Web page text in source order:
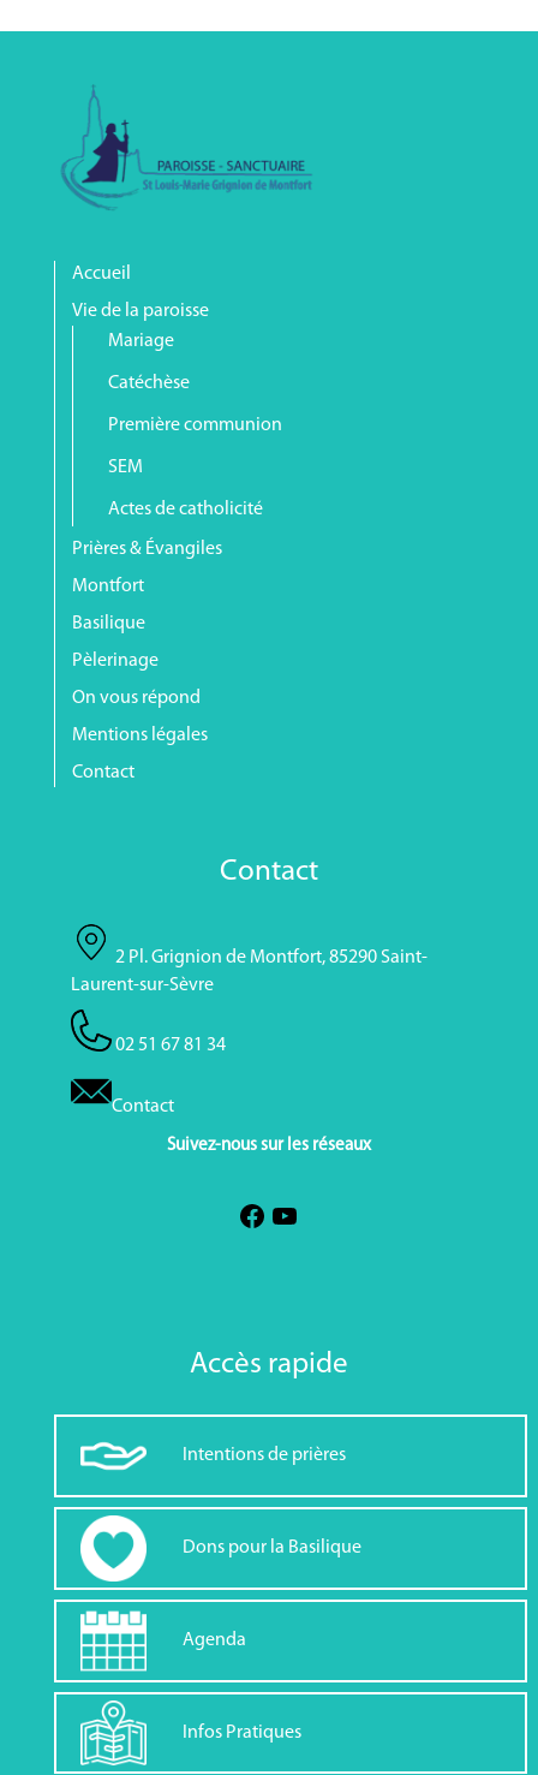
Accueil
Vie de la paroisse
Mariage
Catéchèse
Première communion
SEM
Actes de catholicité
Prières & Évangiles
Montfort
Basilique
Pèlerinage
On vous répond
Mentions légales
Contact
Contact
2 Pl. Grignion de Montfort, 85290 Saint-
Laurent-sur-Sèvre
02 51 67 81 34
Contact
Suivez-nous sur les réseaux
Accès rapide
Intentions de prières
Dons pour la Basilique
Agenda
Infos Pratiques